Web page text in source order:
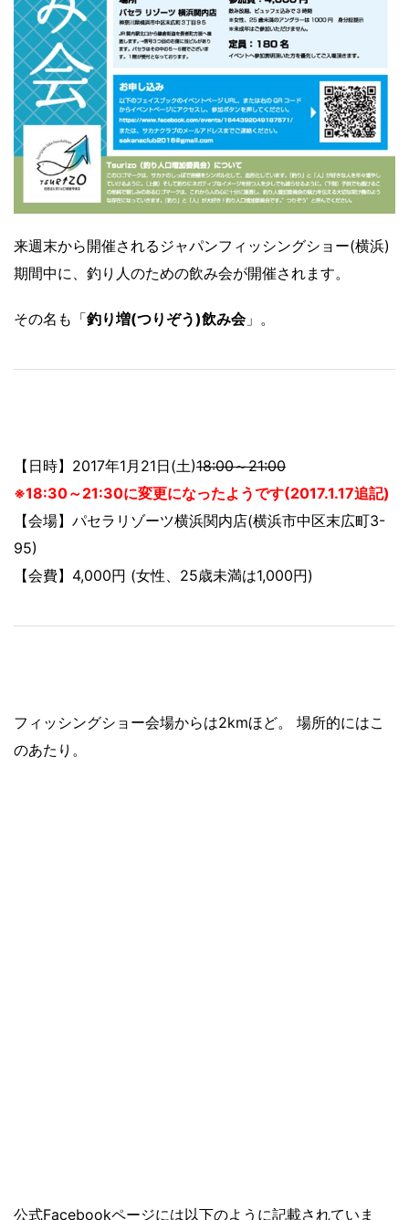
来週末から開催されるジャパンフィッシングショー(横浜)
期間中に、釣り人のための飲み会が開催されます。
その名も「釣り増(つりぞう)飲み会」。
【日時】2017年1月21日(土)18:00～21:00
※18:30～21:30に変更になったようです(2017.1.17追記)
【会場】パセラリゾーツ横浜関内店(横浜市中区末広町3-
95)
【会費】4,000円 (女性、25歳未満は1,000円)
フィッシングショー会場からは2kmほど。 場所的にはこ
のあたり。
公式Facebookページには以下のように記載されていま